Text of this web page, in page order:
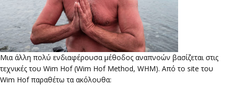
Μια άλλη πολύ ενδιαφέρουσα μέθοδος αναπνοών βασίζεται στις
τεχνικές του Wim Hof (Wim Hof Method, WHM). Από το site του
Wim Hof παραθέτω τα ακόλουθα: